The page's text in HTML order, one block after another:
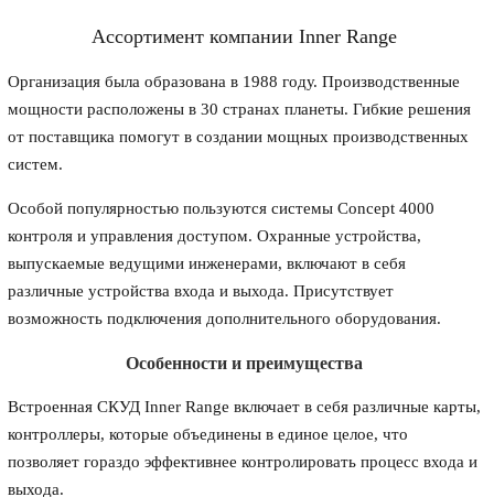
Ассортимент компании Inner Range
Организация была образована в 1988 году. Производственные
мощности расположены в 30 странах планеты. Гибкие решения
от поставщика помогут в создании мощных производственных
систем.
Особой популярностью пользуются системы Concept 4000
контроля и управления доступом. Охранные устройства,
выпускаемые ведущими инженерами, включают в себя
различные устройства входа и выхода. Присутствует
возможность подключения дополнительного оборудования.
Особенности и преимущества
Встроенная СКУД Inner Range включает в себя различные карты,
контроллеры, которые объединены в единое целое, что
позволяет гораздо эффективнее контролировать процесс входа и
выхода.